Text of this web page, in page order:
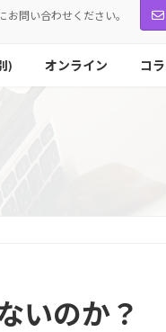
お問い合わせください。
) オンライン コ
いのか？